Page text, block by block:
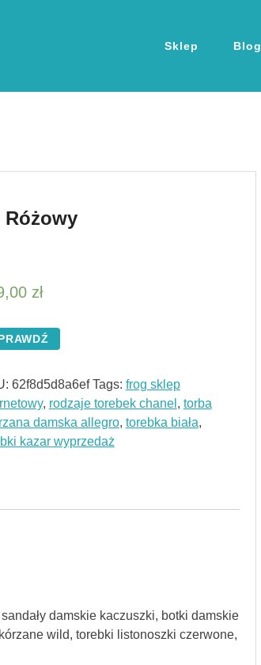
Sklep Blog
Różowy
zł
62f8d5d8a6ef Tags: frog sklep
, rodzaje torebek chanel , torba
damska allegro, torebka biała,
kazar wyprzedaż
damskie kaczuszki, botki damskie
wild, torebki listonoszki czerwone,